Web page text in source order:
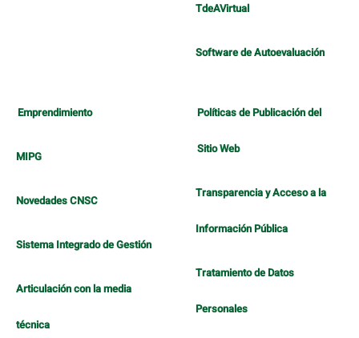
TdeAVirtual
Software de Autoevaluación
Emprendimiento
MIPG
Novedades CNSC
Sistema Integrado de Gestión
Articulación con la media
técnica
Políticas de Publicación del
Sitio Web
Transparencia y Acceso a la
Información Pública
Tratamiento de Datos
Personales